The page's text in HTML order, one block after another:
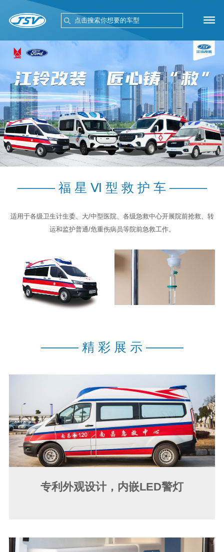
——— 福 星 Ⅵ 型 救 护 车 ———
适用于各级卫生计生委、大/中型医院、各级急救中心开展院前抢救、转
运和监护普通/危重伤病员等院前急救工作。
——— 精 彩 展 示 ———
专利外观设计，内嵌LED警灯